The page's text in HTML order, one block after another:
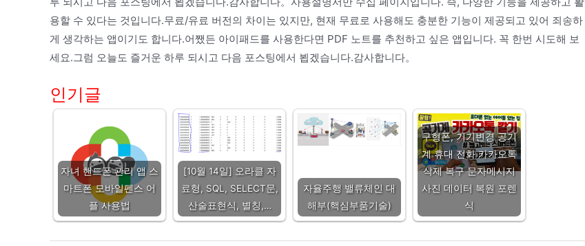
용할 수 있다는 것입니다.무료/유료 버전의 차이는 있지만, 현재 무료로 사용해도 충분한 기능이 제공되고 있어 죄송하
게 생각하는 앱이기도 합니다.어쨌든 아이패드를 사용한다면 PDF 노트를 추천하고 싶은 앱입니다. 꼭 한번 시도해 보
세요.그럼 오늘도 즐거운 하루 되시고 다음 포스팅에서 뵙겠습니다.감사합니다。
인기글
자녀 핸드폰 관리 앱 스
마트폰 모바일펜스 어
플 사용법
[10월 14일] 오라클 자
료형, SQL, SELECT문,
산술표현식, 별칭,…
자율주행 밸류체인 대
해부(핵심부품기술)
구형폰, 기기변경 공기
계 휴대 전화 카카오톡
삭제 복구 문자메시지
사진 데이터 복원 포렌
식